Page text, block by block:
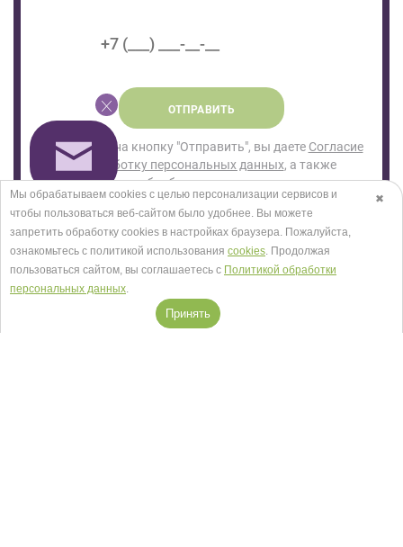
ОТПРАВИТЬ
Нажимая на кнопку "Отправить", вы даете Согласие
на обработку персональных данных, а также
Согласие на обработку персональных данных
метрическими программамив порядке и на условиях
Политики обработки персональных данных.
✖
Мы обрабатываем cookies с целью персонализации сервисов и
чтобы пользоваться веб-сайтом было удобнее. Вы можете
запретить обработку сookies в настройках браузера. Пожалуйста,
ознакомьтесь с политикой использования cookies. Продолжая
пользоваться сайтом, вы соглашаетесь с Политикой обработки
персональных данных.
Принять